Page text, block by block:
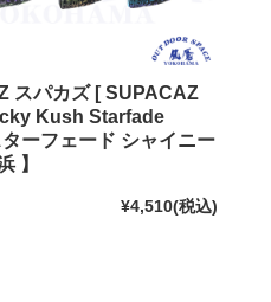
スパカズ [ SUPACAZ
Kush Starfade
ーフェード シャイニー
】
¥4,510(税込)